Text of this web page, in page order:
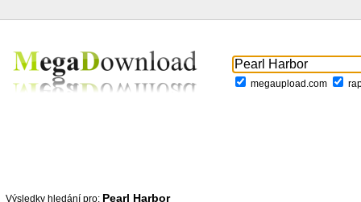
megaupload.com
Výsledky hledání pro: Pearl Harbor